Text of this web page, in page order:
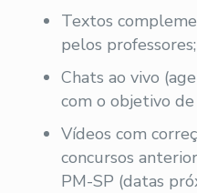
Textos
pelos professores;
Chats ao vivo
com o objetivo
Vídeos com
concursos
PM-SP (datas